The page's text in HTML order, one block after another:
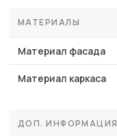
МАТЕРИАЛЫ
Материал фасада
Материал каркаса
ДОП. ИНФОРМАЦИЯ